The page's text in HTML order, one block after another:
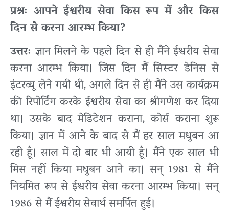
प्रश्नः आपने ईश्वरीय सेवा किस रूप में और किस
दिन से करना आरम्भ किया?
उत्तरः ज्ञान मिलने के पहले दिन से ही मैंने ईश्वरीय सेवा
करना आरम्भ किया। जिस दिन मैं सिस्टर डेनिस से
इंटरव्यू लेने गयी थी, अगले दिन से ही मैंने उस कार्यक्रम
की रिपोर्टिंग करके ईश्वरीय सेवा का श्रीगणेश कर दिया
था। उसके बाद मेडिटेशन कराना, कोर्स कराना शुरू
किया। ज्ञान में आने के बाद से मैं हर साल मधुबन आ
रही हूँ। साल में दो बार भी आयी हूँ। मैंने एक साल भी
मिस नहीं किया मधुबन आने का। सन् 1981 से मैंने
नियमित रूप से ईश्वरीय सेवा करना आरम्भ किया। सन्
1986 से मैं ईश्वरीय सेवार्थ समर्पित हुई।